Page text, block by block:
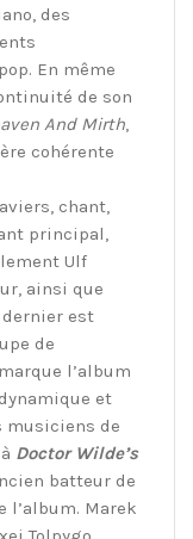
des
En même
de son
And Mirth,
cohérente
chant,
principal,
Ulf
ainsi que
dernier est
de
l’album
et
musiciens de
Doctor Wilde’s
batteur de
l’album. Marek